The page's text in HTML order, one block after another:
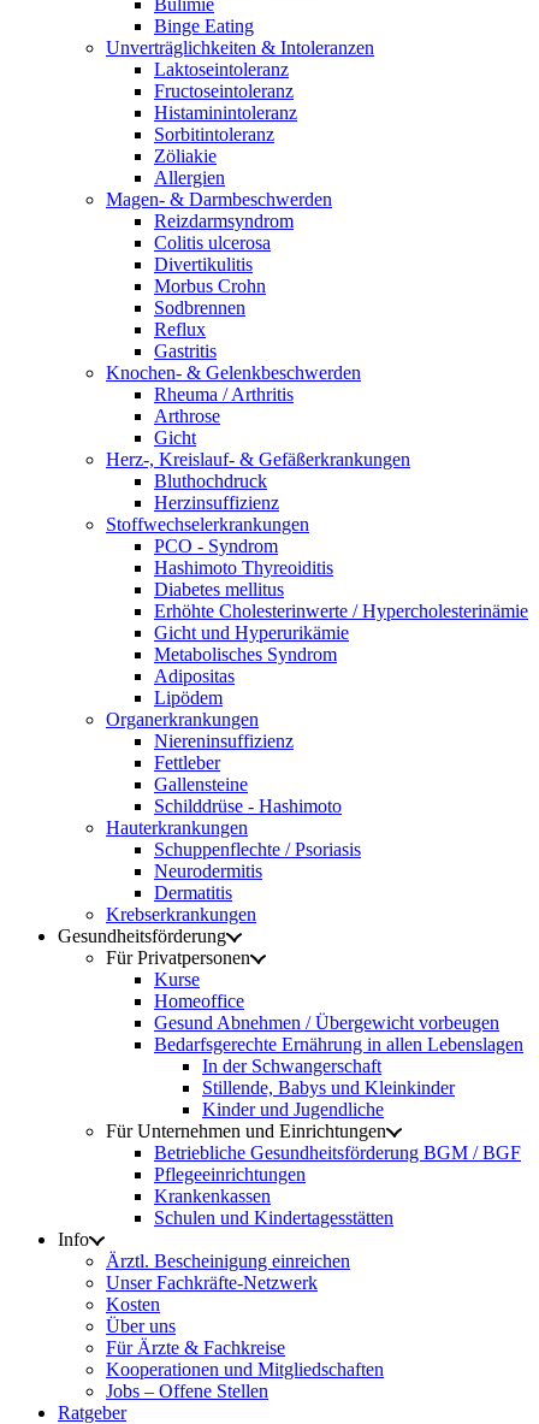
Bulimie
Binge Eating
Unverträglichkeiten & Intoleranzen
Laktoseintoleranz
Fructoseintoleranz
Histaminintoleranz
Sorbitintoleranz
Zöliakie
Allergien
Magen- & Darmbeschwerden
Reizdarmsyndrom
Colitis ulcerosa
Divertikulitis
Morbus Crohn
Sodbrennen
Reflux
Gastritis
Knochen- & Gelenkbeschwerden
Rheuma / Arthritis
Arthrose
Gicht
Herz-, Kreislauf- & Gefäßerkrankungen
Bluthochdruck
Herzinsuffizienz
Stoffwechselerkrankungen
PCO - Syndrom
Hashimoto Thyreoiditis
Diabetes mellitus
Erhöhte Cholesterinwerte / Hypercholesterinämie
Gicht und Hyperurikämie
Metabolisches Syndrom
Adipositas
Lipödem
Organerkrankungen
Niereninsuffizienz
Fettleber
Gallensteine
Schilddrüse - Hashimoto
Hauterkrankungen
Schuppenflechte / Psoriasis
Neurodermitis
Dermatitis
Krebserkrankungen
Gesundheitsförderung
Für Privatpersonen
Kurse
Homeoffice
Gesund Abnehmen / Übergewicht vorbeugen
Bedarfsgerechte Ernährung in allen Lebenslagen
In der Schwangerschaft
Stillende, Babys und Kleinkinder
Kinder und Jugendliche
Für Unternehmen und Einrichtungen
Betriebliche Gesundheitsförderung BGM / BGF
Pflegeeinrichtungen
Krankenkassen
Schulen und Kindertagesstätten
Info
Ärztl. Bescheinigung einreichen
Unser Fachkräfte-Netzwerk
Kosten
Über uns
Für Ärzte & Fachkreise
Kooperationen und Mitgliedschaften
Jobs – Offene Stellen
Ratgeber